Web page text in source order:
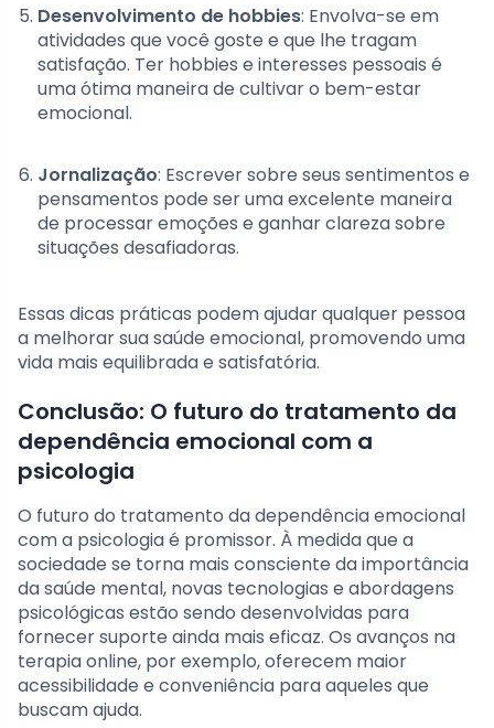
Desenvolvimento de hobbies: Envolva-se em
atividades que você goste e que lhe tragam
satisfação. Ter hobbies e interesses pessoais é
uma ótima maneira de cultivar o bem-estar
emocional.
Jornalização: Escrever sobre seus sentimentos e
pensamentos pode ser uma excelente maneira
de processar emoções e ganhar clareza sobre
situações desafiadoras.
Essas dicas práticas podem ajudar qualquer pessoa
a melhorar sua saúde emocional, promovendo uma
vida mais equilibrada e satisfatória.
Conclusão: O futuro do tratamento da
dependência emocional com a
psicologia
O futuro do tratamento da dependência emocional
com a psicologia é promissor. À medida que a
sociedade se torna mais consciente da importância
da saúde mental, novas tecnologias e abordagens
psicológicas estão sendo desenvolvidas para
fornecer suporte ainda mais eficaz. Os avanços na
terapia online, por exemplo, oferecem maior
acessibilidade e conveniência para aqueles que
buscam ajuda.